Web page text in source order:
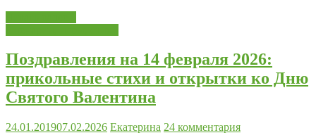
Поздравления на 14 февраля 2026:
прикольные стихи и открытки ко Дню
Святого Валентина
24.01.201907.02.2026 Екатерина 24 комментария